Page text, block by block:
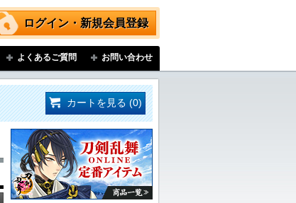
ログイン・新規会員登録
よくあるご質問 お問い合わせ
カートを見る (0)